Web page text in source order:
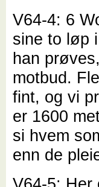
V64-4: 6
sine to løp
han
motbud.
fint, og vi
er 1600
si hvem
enn de